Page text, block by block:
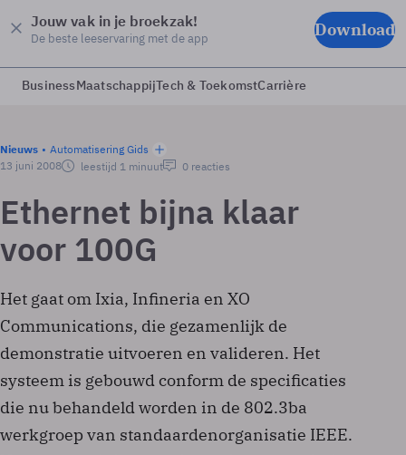
Jouw vak in je broekzak!
De beste leeservaring met de app Download
BusinessMaatschappijTech & ToekomstCarrière
Nieuws
Automatisering Gids
13 juni 2008
leestijd 1 minuut 0 reacties
Ethernet bijna klaar
voor 100G
Het gaat om Ixia, Infineria en XO
Communications, die gezamenlijk de
demonstratie uitvoeren en valideren. Het
systeem is gebouwd conform de specificaties
die nu behandeld worden in de 802.3ba
werkgroep van standaardenorganisatie IEEE.